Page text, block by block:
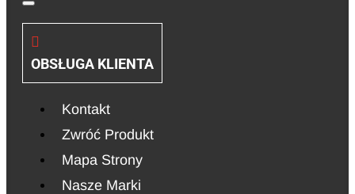
OBSŁUGA KLIENTA
Kontakt
Zwróć Produkt
Mapa Strony
Nasze Marki